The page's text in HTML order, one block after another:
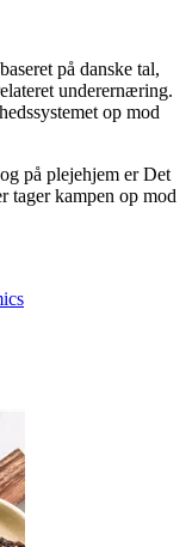
på danske tal,
underernæring.
op mod
på plejehjem er Det
tager kampen op mod